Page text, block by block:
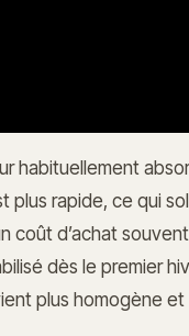
habituellement
plus rapide, ce qui
coût d’achat
dès le premier
plus homogène et